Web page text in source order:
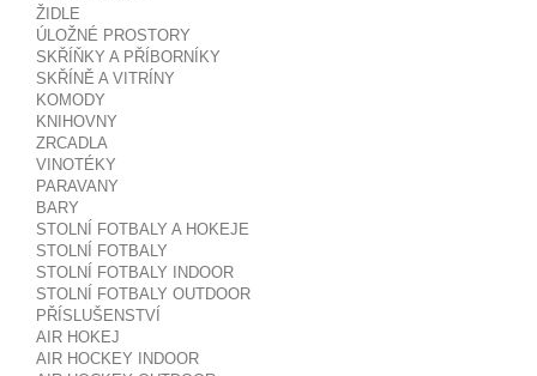
ŽIDLE
ÚLOŽNÉ PROSTORY
SKŘÍŇKY A PŘÍBORNÍKY
SKŘÍNĚ A VITRÍNY
KOMODY
KNIHOVNY
ZRCADLA
VINOTÉKY
PARAVANY
BARY
STOLNÍ FOTBALY A HOKEJE
STOLNÍ FOTBALY
STOLNÍ FOTBALY INDOOR
STOLNÍ FOTBALY OUTDOOR
PŘÍSLUŠENSTVÍ
AIR HOKEJ
AIR HOCKEY INDOOR